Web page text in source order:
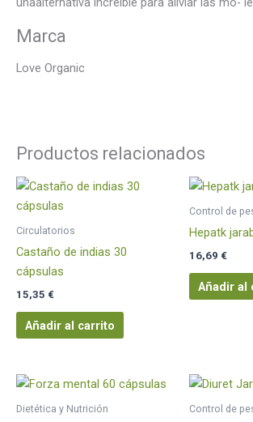
Marca
Love Organic
Productos relacionados
Circulatorios
Castaño de indias 30
cápsulas
15,35 €
Añadir al carrito
Control de
Hepatk
16,69 €
Añadir al
Dietética y Nutrición Control de